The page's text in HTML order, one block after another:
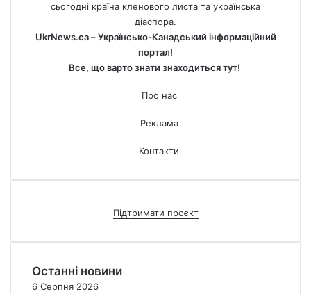
сьогодні країна кленового листа та українська
діаспора.
UkrNews.ca – Українсько-Канадський інформаційний
портал!
Все, що варто знати знаходиться тут!
Про нас
Реклама
Контакти
Підтримати проєкт
Останні новини
6 Серпня 2026